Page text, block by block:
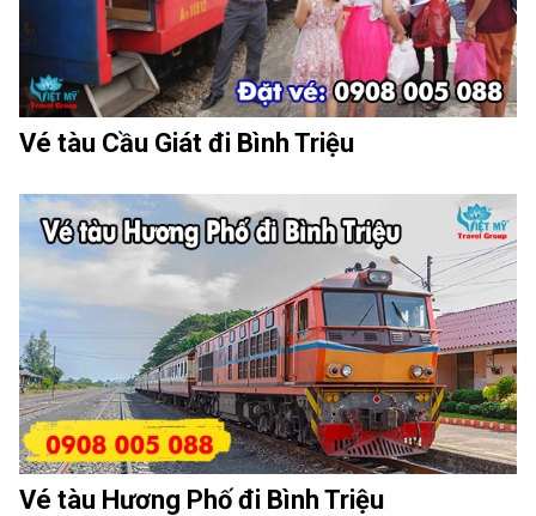
Vé tàu Cầu Giát đi Bình Triệu
Vé tàu Hương Phố đi Bình Triệu